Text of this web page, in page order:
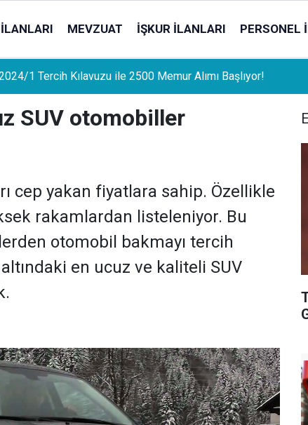
MEVZUAT İŞKUR İLANLARI PERSONEL
Sahipleri İçin Önemli Gelişme: Stopaj Oranları Artıyor!
SUV otomobiller
cep yakan fiyatlara sahip. Özellikle
rakamlardan listeleniyor. Bu
otomobil bakmayı tercih
en ucuz ve kaliteli SUV